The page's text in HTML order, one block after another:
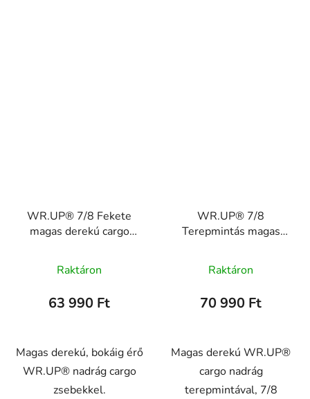
WR.UP® 7/8 Fekete
magas derekú cargo
Raktáron
63 990 Ft
Magas derekú, bokáig érő
WR.UP® nadrág cargo
zsebekkel.
WR.UP® 7/8
Terepmintás magas
WRUP4HS449, M95M
Raktáron
70 990 Ft
Magas derekú WR.UP®
cargo nadrág
terepmintával, 7/8